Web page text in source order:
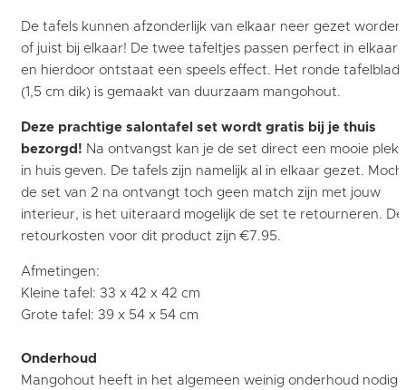
De tafels kunnen afzonderlijk van elkaar neer gezet worden
of juist bij elkaar! De twee tafeltjes passen perfect in elkaar
en hierdoor ontstaat een speels effect. Het ronde tafelblad
(1,5 cm dik) is gemaakt van duurzaam mangohout.
Deze prachtige salontafel set wordt gratis bij je thuis
bezorgd! Na ontvangst kan je de set direct een mooie plek
in huis geven. De tafels zijn namelijk al in elkaar gezet.
de set van 2 na ontvangt toch geen match zijn met jouw
interieur, is het uiteraard mogelijk de set te retourneren. De
retourkosten voor dit product zijn €7.95.
Afmetingen:
Kleine tafel: 33 x 42 x 42 cm
Grote tafel: 39 x 54 x 54 cm
Onderhoud
Mangohout heeft in het algemeen weinig onderhoud nodig